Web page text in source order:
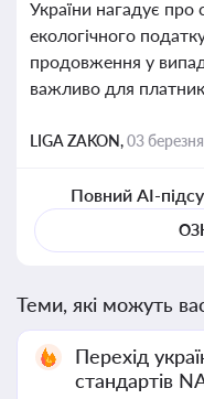
України нагадує про
екологічного
продовження у
важливо для
LIGA ZAKON,03
Повний AI-
Теми, які можуть
Перехід
стандартів